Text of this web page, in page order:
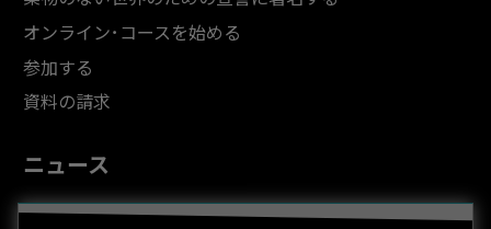
オンライン･コースを始める
参加する
資料の請求
ニュース